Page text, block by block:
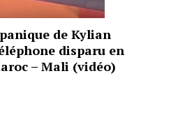
de Kylian
disparu en
– Mali (vidéo)